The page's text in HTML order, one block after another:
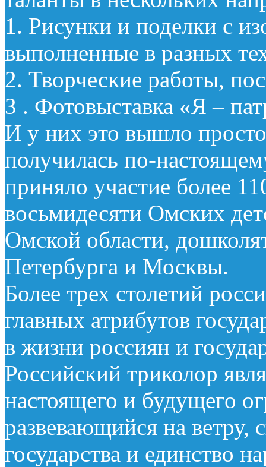
1. Рисунки и поделки с
выполненные в разных
2. Творческие работы,
3 . Фотовыставка «Я –
И у них это вышло
получилась по-
приняло участие более
восьмидесяти Омских
Омской области,
Петербурга и Москвы.
Более трех столетий
главных атрибутов
в жизни россиян и
Российский триколор
настоящего и будущего
развевающийся на ветру,
государства и единство